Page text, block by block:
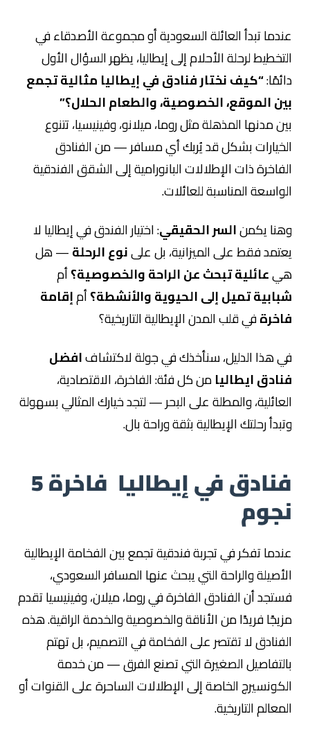
عندما تبدأ العائلة السعودية أو مجموعة الأصدقاء في
التخطيط لرحلة الأحلام إلى إيطاليا، يظهر السؤال الأول
دائمًا:“كيف نختار فنادق في إيطاليا مثالية تجمع
بين الموقع، الخصوصية، والطعام الحلال؟”
بين مدنها المذهلة مثل روما، ميلانو، وفينيسيا، تتنوع
الخيارات بشكل قد يُربك أي مسافر — من الفنادق
الفاخرة ذات الإطلالات البانورامية إلى الشقق الفندقية
الواسعة المناسبة للعائلات.
وهنا يكمنالسر الحقيقي: اختيار الفندق في إيطاليا لا
يعتمد فقط على الميزانية، بل علىنوع الرحلة— هل
هيعائلية تبحث عن الراحة والخصوصية؟أم
شبابية تميل إلى الحيوية والأنشطة؟أمإقامة
فاخرةفي قلب المدن الإيطالية التاريخية؟
في هذا الدليل، سنأخذك في جولة لاكتشافافضل
فنادق ايطاليامن كل فئة: الفاخرة، الاقتصادية،
العائلية، والمطلة على البحر — لتجد خيارك المثالي بسهولة
وتبدأ رحلتك الإيطالية بثقة وراحة بال.
فنادق في إيطاليا فاخرة 5
نجوم
عندما تفكر في تجربة فندقية تجمع بين الفخامة الإيطالية
الأصيلة والراحة التي يبحث عنها المسافر السعودي،
فستجد أن الفنادق الفاخرة في روما، ميلان، وفينيسيا تقدم
مزيجًا فريدًا من الأناقة والخصوصية والخدمة الراقية. هذه
الفنادق لا تقتصر على الفخامة في التصميم، بل تهتم
بالتفاصيل الصغيرة التي تصنع الفرق — من خدمة
الكونسيرج الخاصة إلى الإطلالات الساحرة على القنوات أو
المعالم التاريخية.